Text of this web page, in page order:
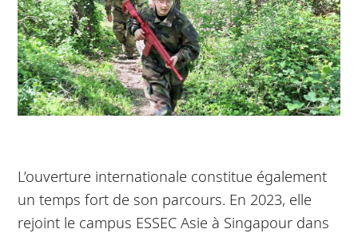
L’ouverture internationale constitue également
un temps fort de son parcours. En 2023, elle
rejoint le campus ESSEC Asie à Singapour dans